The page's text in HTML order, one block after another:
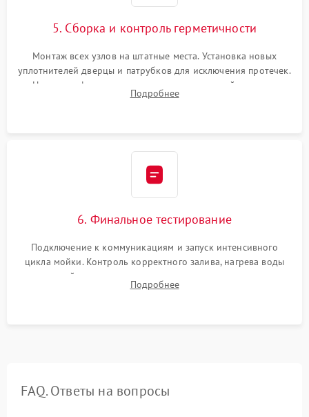
5. Сборка и контроль герметичности
Монтаж всех узлов на штатные места. Установка новых
уплотнителей дверцы и патрубков для исключения протечек.
Надежная фиксация хомутов гидравлической системы,
сборка корпуса и установка датчика поплавка.
Подробнее
6. Финальное тестирование
Подключение к коммуникациям и запуск интенсивного
цикла мойки. Контроль корректного залива, нагрева воды
до нужной температуры, отсутствия посторонних шумов,
штатного слива и абсолютной сухости в поддоне.
Подробнее
FAQ. Ответы на вопросы